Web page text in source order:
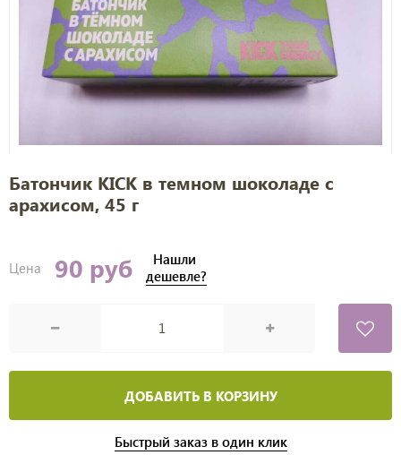
Батончик KICK в темном шоколаде с
арахисом, 45 г
Цена 90 руб
Нашли
дешевле?
ДОБАВИТЬ В КОРЗИНУ
Быстрый заказ в один клик